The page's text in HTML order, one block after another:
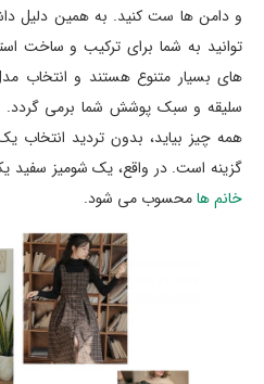
و دامن ها ست کنید. به همین دلیل
توانید به شما برای ترکیب و ساخت
های بسیار متنوع هستند و انتخاب
سلیقه و سبک پوشش شما برمی گردد.
همه چیز بیاید، بدون تردید انتخاب
گزینه است. در واقع، یک شومیز سفید
خانم هامحسوب می شود.